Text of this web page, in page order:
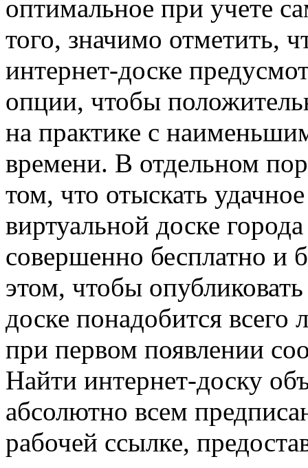
оптимальное при учете
того, значимо отметить,
интернет-доске
опции, чтобы
на практике с
времени. В отдельном
том, что отыскать
виртуальной доске
совершенно бесплатно и
этом, чтобы
доске понадобится всего
при первом появлении
Найти интернет-доску
абсолютно всем
рабочей ссылке,